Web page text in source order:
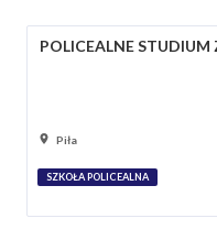
POLICEALNE
Piła
SZKOŁA POLICEALNA